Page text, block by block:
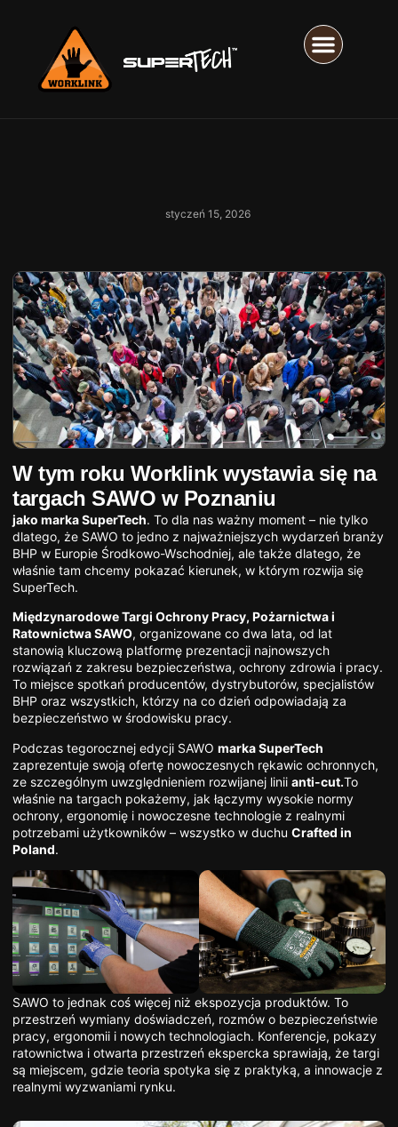
styczeń 15, 2026
W tym roku Worklink wystawia się na
targach SAWO w Poznaniu
jako marka SuperTech. To dla nas ważny moment – nie tylko
dlatego, że SAWO to jedno z najważniejszych wydarzeń branży
BHP w Europie Środkowo-Wschodniej, ale także dlatego, że
właśnie tam chcemy pokazać kierunek, w którym rozwija się
SuperTech.
Międzynarodowe Targi Ochrony Pracy, Pożarnictwa i
Ratownictwa SAWO, organizowane co dwa lata, od lat
stanowią kluczową platformę prezentacji najnowszych
rozwiązań z zakresu bezpieczeństwa, ochrony zdrowia i pracy.
To miejsce spotkań producentów, dystrybutorów, specjalistów
BHP oraz wszystkich, którzy na co dzień odpowiadają za
bezpieczeństwo w środowisku pracy.
Podczas tegorocznej edycji SAWO marka SuperTech
zaprezentuje swoją ofertę nowoczesnych rękawic ochronnych,
ze szczególnym uwzględnieniem rozwijanej linii anti-cut.To
właśnie na targach pokażemy, jak łączymy wysokie normy
ochrony, ergonomię i nowoczesne technologie z realnymi
potrzebami użytkowników – wszystko w duchu Crafted in
Poland.
SAWO to jednak coś więcej niż ekspozycja produktów. To
przestrzeń wymiany doświadczeń, rozmów o bezpieczeństwie
pracy, ergonomii i nowych technologiach. Konferencje, pokazy
ratownictwa i otwarta przestrzeń ekspercka sprawiają, że targi
są miejscem, gdzie teoria spotyka się z praktyką, a innowacje z
realnymi wyzwaniami rynku.